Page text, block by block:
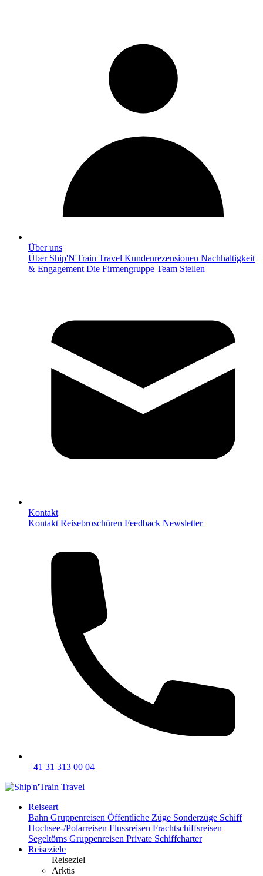
Über uns
Über Ship'N'Train Travel Kundenrezensionen Nachhaltigkeit
& Engagement Die Firmengruppe Team Stellen
Kontakt
Kontakt Reisebroschüren Feedback Newsletter
+41 31 313 00 04
Reiseart
Bahn Gruppenreisen Öffentliche Züge Sonderzüge Schiff
Hochsee-/Polarreisen Flussreisen Frachtschiffsreisen
Segeltörns Gruppenreisen Private Schiffcharter
Reiseziele
Reiseziel
Arktis